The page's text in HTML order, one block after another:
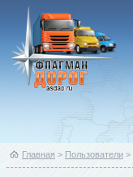
Главная > Пользователи >